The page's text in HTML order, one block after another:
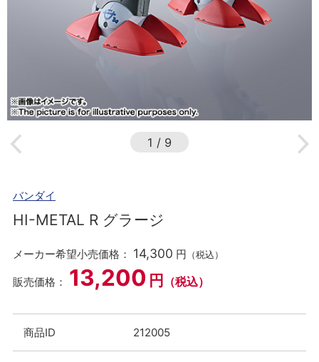
1 / 9
バンダイ
HI-METAL R グラージ
メーカー希望小売価格： 14,300 円 （税込）
販売価格： 13,200 円 （税込）
商品ID 212005